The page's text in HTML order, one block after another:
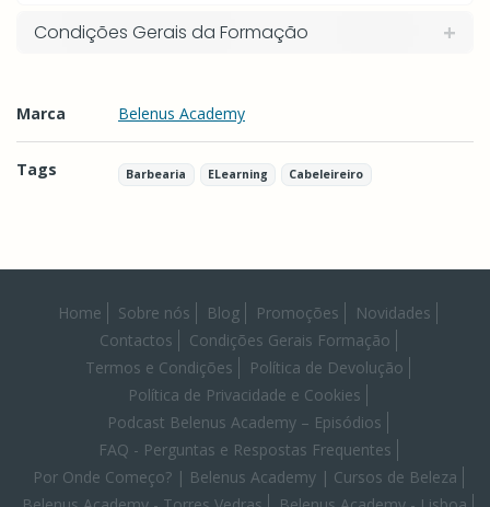
Condições Gerais da Formação
Marca Belenus Academy
Tags Barbearia ELearning Cabeleireiro
Home Sobre nós Blog Promoções
Novidades
Contactos
Condições Gerais Formação
Termos e Condições
Política de Devolução
Política de Privacidade e Cookies
Podcast Belenus Academy – Episódios
FAQ - Perguntas e Respostas Frequentes
Por Onde Começo? | Belenus Academy | Cursos de Beleza